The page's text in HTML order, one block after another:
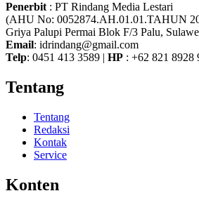
Penerbit : PT Rindang Media Lestari
(AHU No: 0052874.AH.01.01.TAHUN
Griya Palupi Permai Blok F/3 Palu,
Email: idrindang@gmail.com
Telp: 0451 413 3589 | HP : +62 821 8928
Tentang
Tentang
Redaksi
Kontak
Service
Konten